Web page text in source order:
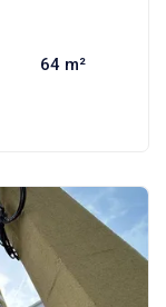
64 m²